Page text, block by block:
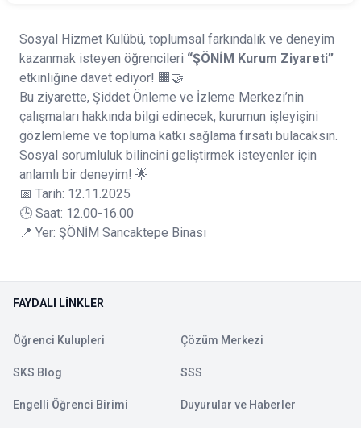
Sosyal Hizmet Kulübü, toplumsal farkındalık ve deneyim
kazanmak isteyen öğrencileri “ŞÖNİM Kurum Ziyareti”
etkinliğine davet ediyor! 🏢🤝
Bu ziyarette, Şiddet Önleme ve İzleme Merkezi’nin
çalışmaları hakkında bilgi edinecek, kurumun işleyişini
gözlemleme ve topluma katkı sağlama fırsatı bulacaksın.
Sosyal sorumluluk bilincini geliştirmek isteyenler için
anlamlı bir deneyim! 🌟
📅 Tarih: 12.11.2025
🕒 Saat: 12.00-16.00
📍 Yer: ŞÖNİM Sancaktepe Binası
FAYDALI LINKLER
Öğrenci Kulupleri Çözüm Merkezi
SKS Blog SSS
Engelli Öğrenci Birimi Duyurular ve Haberler